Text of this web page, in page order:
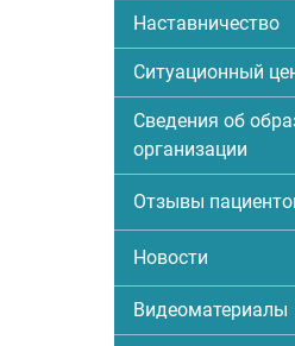
Наставничество
Ситуационный
Сведения об
организации
Отзывы
Новости
Видеоматериалы